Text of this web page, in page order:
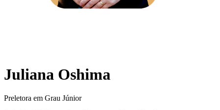
Juliana Oshima
Preletora em Grau Júnior